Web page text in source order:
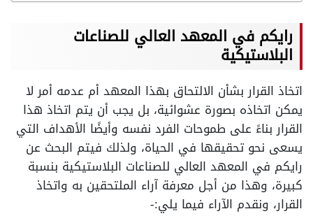
رايكم في المعهد العالي للصناعات
البلاستيكية
اتخاذ القرار بشأن الالتحاق بهذا المعهد أم عدمه أمر لا
يمكن اتخاذه بصورة عشوائية، بل يجب أن يتم اتخاذ هذا
القرار بناءً على طموحات الفرد نفسه وأيضًا الأهداف التي
يسعى نحو تحقيقها في الحياة، ولذلك فيتم البحث عن
رايكم في المعهد العالي للصناعات البلاستيكية بنسبة
كبيرة، وهذا من أجل معرفة آراء الملتحقين به واتخاذ
القرار، ونقدم الآراء فيما يلي:-